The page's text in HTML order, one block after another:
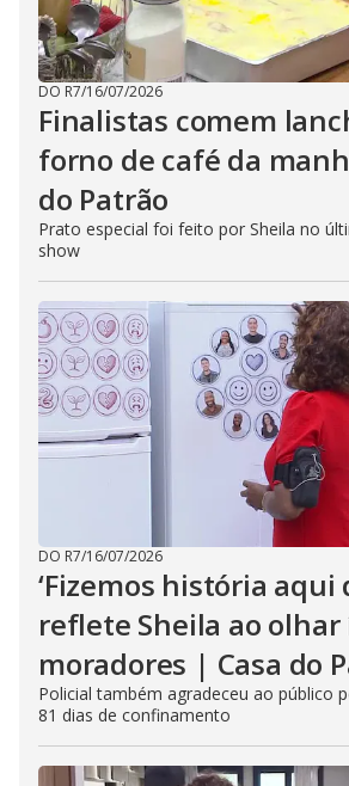
DO R7/16/07/2026
Finalistas comem
forno de café da
do Patrão
Prato especial foi feito por Sheila no
show
DO R7/16/07/2026
‘Fizemos história aqui
reflete Sheila ao olhar
moradores | Casa do
Policial também agradeceu ao público
81 dias de confinamento